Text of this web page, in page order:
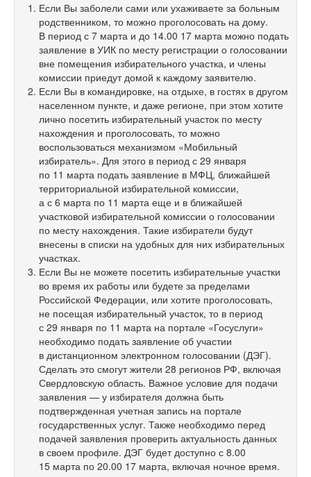
Если Вы заболели сами или ухаживаете за больным
родственником, то можно проголосовать на дому.
В период с 7 марта и до 14.00 17 марта можно подать
заявление в УИК по месту регистрации о голосовании
вне помещения избирательного участка, и члены
комиссии приедут домой к каждому заявителю.
Если Вы в командировке, на отдыхе, в гостях в другом
населенном пункте, и даже регионе, при этом хотите
лично посетить избирательный участок по месту
нахождения и проголосовать, то можно
воспользоваться механизмом «Мобильный
избиратель». Для этого в период с 29 января
по 11 марта подать заявление в МФЦ, ближайшей
территориальной избирательной комиссии,
а с 6 марта по 11 марта еще и в ближайшей
участковой избирательной комиссии о голосовании
по месту нахождения. Такие избиратели будут
внесены в списки на удобных для них избирательных
участках.
Если Вы не можете посетить избирательные участки
во время их работы или будете за пределами
Российской Федерации, или хотите проголосовать,
не посещая избирательный участок, то в период
с 29 января по 11 марта на портале «Госуслуги»
необходимо подать заявление об участии
в дистанционном электронном голосовании (ДЭГ).
Сделать это смогут жители 28 регионов РФ, включая
Свердловскую область. Важное условие для подачи
заявления — у избирателя должна быть
подтвержденная учетная запись на портале
государственных услуг. Также необходимо перед
подачей заявления проверить актуальность данных
в своем профиле. ДЭГ будет доступно с 8.00
15 марта по 20.00 17 марта, включая ночное время.